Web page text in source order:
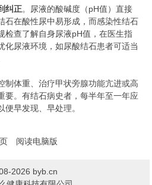
纠正。尿液的酸碱度（pH值）直接
石在酸性尿中易形成，而感染性结石
检查了解自身尿液pH值，在医生指
化尿液环境，如尿酸结石患者可适当
体重、治疗甲状旁腺功能亢进或高
要。有结石病史者，每半年至一年应
早发现、早处理。
阅读电脑版
2026 byb.cn